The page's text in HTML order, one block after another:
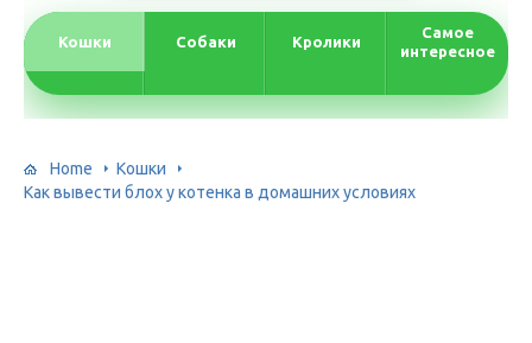
Кошки Собаки Кролики
Самое
интересное
Home
Кошки
Как вывести блох у котенка в домашних условиях